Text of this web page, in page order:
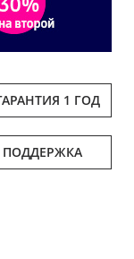
1 ГОД
ПОДДЕРЖКА